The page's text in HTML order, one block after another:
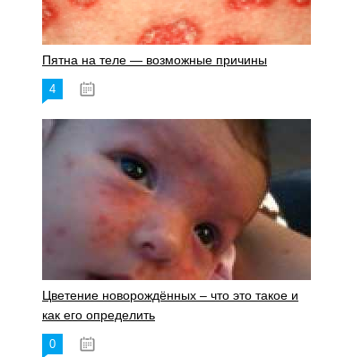
Пятна на теле — возможные причины
4
Цветение новорождённых – что это такое и
как его определить
0